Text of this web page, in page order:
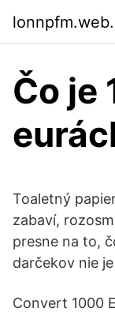
Čo je
Toaletný
zabaví,
presne na to,
darčekov nie
Convert 1000